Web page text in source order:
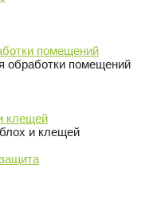
помещений
обработки помещений
клещей
и клещей